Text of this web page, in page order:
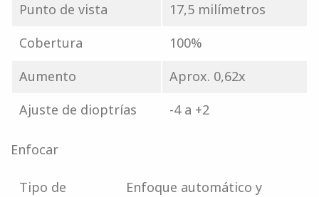
Punto de vista
17,5 milímetros
Cobertura
100%
Aumento
Aprox. 0,62x
Ajuste de dioptrías
-4 a +2
Enfocar
Tipo de
Enfoque automático y